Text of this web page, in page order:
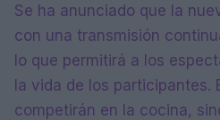
Se ha anunciado que la
con una transmisión
lo que permitirá a los
la vida de los participantes.
competirán en la cocina,